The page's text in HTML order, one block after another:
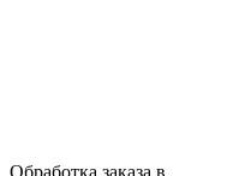
Обработка заказа в